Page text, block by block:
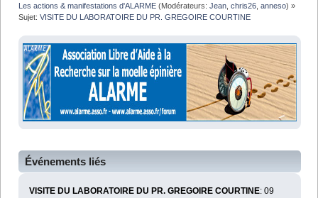
Les actions & manifestations d'ALARME (Modérateurs:Jean ,chris26 ,anneso) »
Sujet:VISITE DU LABORATOIRE DU PR. GREGOIRE COURTINE
Événements liés
VISITE DU LABORATOIRE DU PR. GREGOIRE COURTINE: 09